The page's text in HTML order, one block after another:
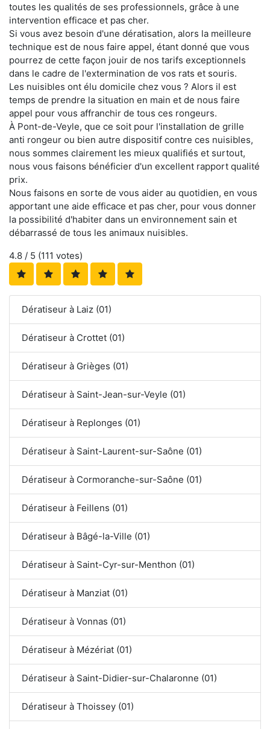
toutes les qualités de ses professionnels, grâce à une
intervention efficace et pas cher.
Si vous avez besoin d'une dératisation, alors la meilleure
technique est de nous faire appel, étant donné que vous
pourrez de cette façon jouir de nos tarifs exceptionnels
dans le cadre de l'extermination de vos rats et souris.
Les nuisibles ont élu domicile chez vous ? Alors il est
temps de prendre la situation en main et de nous faire
appel pour vous affranchir de tous ces rongeurs.
À Pont-de-Veyle, que ce soit pour l'installation de grille
anti rongeur ou bien autre dispositif contre ces nuisibles,
nous sommes clairement les mieux qualifiés et surtout,
nous vous faisons bénéficier d'un excellent rapport qualité
prix.
Nous faisons en sorte de vous aider au quotidien, en vous
apportant une aide efficace et pas cher, pour vous donner
la possibilité d'habiter dans un environnement sain et
débarrassé de tous les animaux nuisibles.
4.8 / 5 (111 votes)
Dératiseur à Laiz (01)
Dératiseur à Crottet (01)
Dératiseur à Grièges (01)
Dératiseur à Saint-Jean-sur-Veyle (01)
Dératiseur à Replonges (01)
Dératiseur à Saint-Laurent-sur-Saône (01)
Dératiseur à Cormoranche-sur-Saône (01)
Dératiseur à Feillens (01)
Dératiseur à Bâgé-la-Ville (01)
Dératiseur à Saint-Cyr-sur-Menthon (01)
Dératiseur à Manziat (01)
Dératiseur à Vonnas (01)
Dératiseur à Mézériat (01)
Dératiseur à Saint-Didier-sur-Chalaronne (01)
Dératiseur à Thoissey (01)